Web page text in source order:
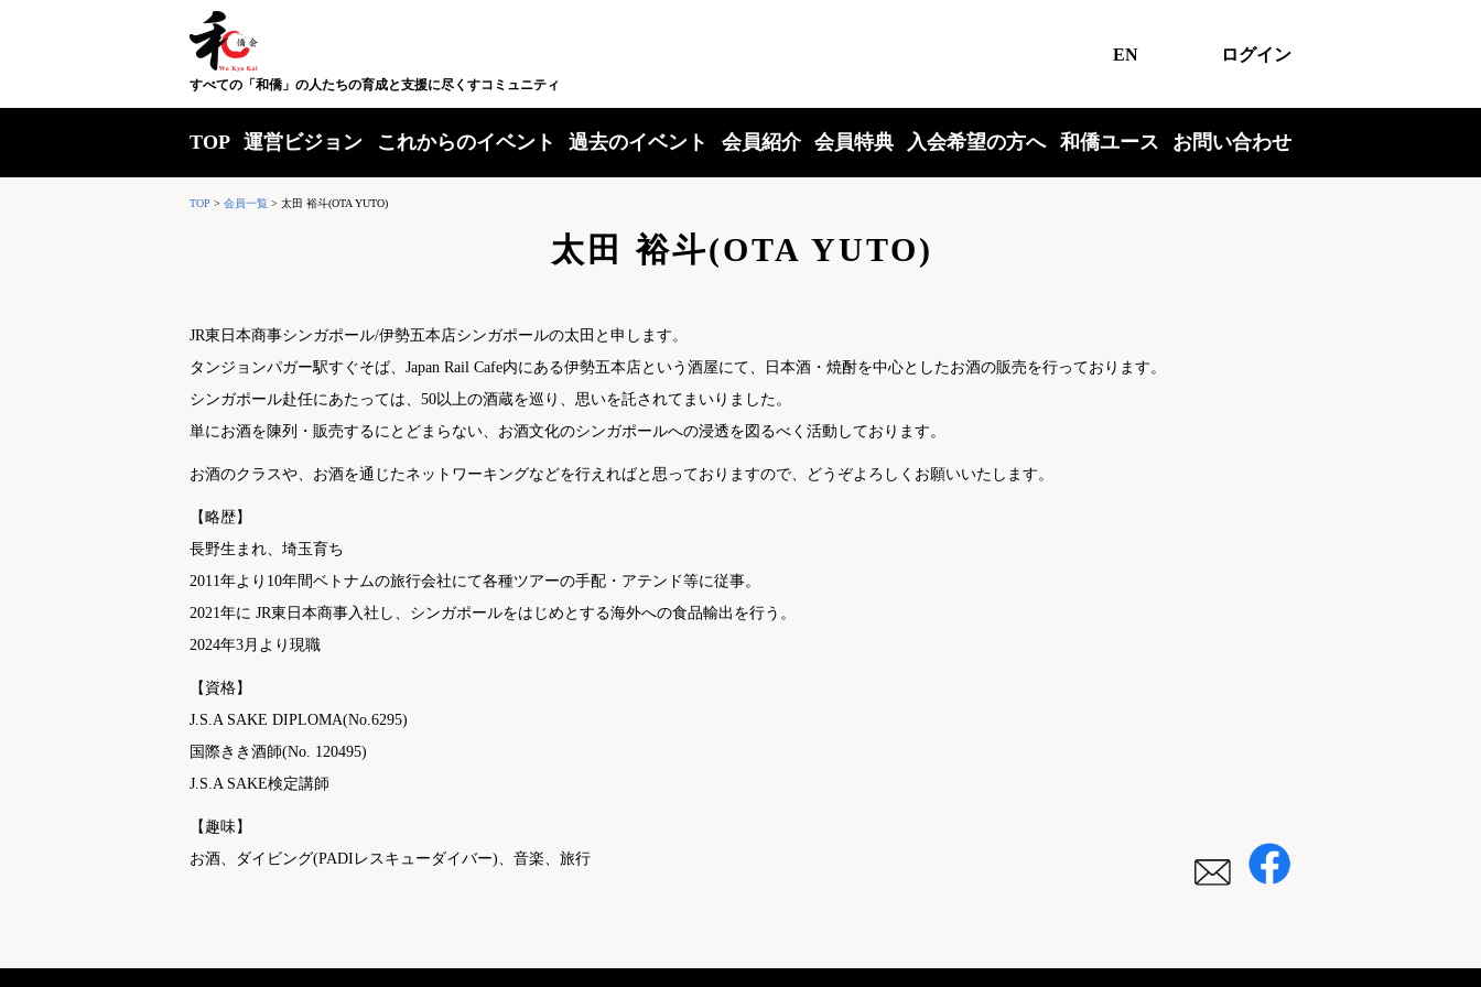
すべての「和僑」の人たちの育成と支援に尽くすコミュニティ
EN ログイン
TOP 運営ビジョン これからのイベント 過去のイベント 会員紹介 会員特典 入会希望の方へ 和僑ユース お問い合わせ
TOP > 会員一覧 > 太田 裕斗(OTA YUTO)
太田 裕斗(OTA YUTO)
JR東日本商事シンガポール/伊勢五本店シンガポールの太田と申します。
タンジョンパガー駅すぐそば、Japan Rail Cafe内にある伊勢五本店という酒屋にて、日本酒・焼酎を中心としたお酒の販売を行っております。
シンガポール赴任にあたっては、50以上の酒蔵を巡り、思いを託されてまいりました。
単にお酒を陳列・販売するにとどまらない、お酒文化のシンガポールへの浸透を図るべく活動しております。
お酒のクラスや、お酒を通じたネットワーキングなどを行えればと思っておりますので、どうぞよろしくお願いいたします。
【略歴】
長野生まれ、埼玉育ち
2011年より10年間ベトナムの旅行会社にて各種ツアーの手配・アテンド等に従事。
2021年に JR東日本商事入社し、シンガポールをはじめとする海外への食品輸出を行う。
2024年3月より現職
【資格】
J.S.A SAKE DIPLOMA(No.6295)
国際きき酒師(No. 120495)
J.S.A SAKE検定講師
【趣味】
お酒、ダイビング(PADIレスキューダイバー)、音楽、旅行